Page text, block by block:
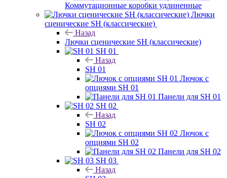
Коммутационные коробки удлиненные
Лючки
сценические SH (классические)
Назад
Лючки сценические SH (классические)
SH 01
Назад
SH 01
Лючок с
опциями SH 01
Панели для SH 01
SH 02
Назад
SH 02
Лючок с
опциями SH 02
Панели для SH 02
SH 03
Назад